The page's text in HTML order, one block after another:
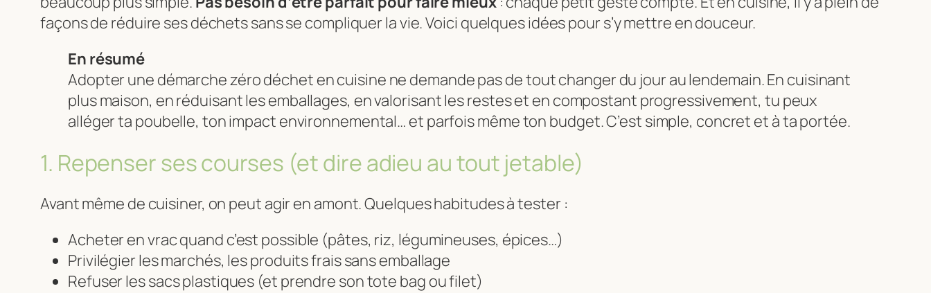
façons de réduire ses déchets sans se compliquer la vie. Voici quelques idées pour s’y mettre en douceur.
En résumé
Adopter une démarche zéro déchet en cuisine ne demande pas de tout changer du jour au lendemain. En cuisinant
plus maison, en réduisant les emballages, en valorisant les restes et en compostant progressivement, tu peux
alléger ta poubelle, ton impact environnemental… et parfois même ton budget. C’est simple, concret et à ta portée.
1. Repenser ses courses (et dire adieu au tout jetable)
Avant même de cuisiner, on peut agir en amont. Quelques habitudes à tester :
Acheter en vrac quand c’est possible (pâtes, riz, légumineuses, épices…)
Privilégier les marchés, les produits frais sans emballage
Refuser les sacs plastiques (et prendre son tote bag ou filet)